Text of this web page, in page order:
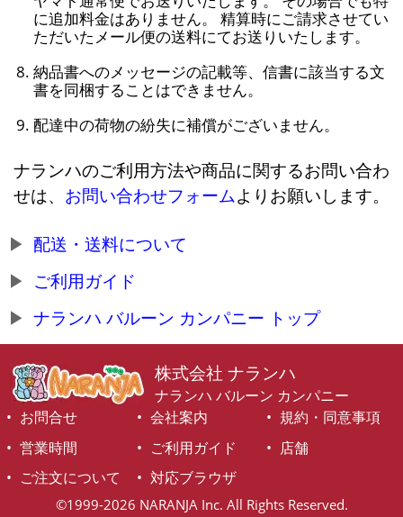
に追加料金はありません。 精算時にご請求させてい
ただいたメール便の送料にてお送りいたします。
納品書へのメッセージの記載等、信書に該当する文
書を同梱することはできません。
配達中の荷物の紛失に補償がございません。
ナランハのご利用方法や商品に関するお問い合わ
せは、 お問い合わせフォームよりお願いします。
配送・送料について
ご利用ガイド
ナランハ バルーン カンパニー トップ
株式会社 ナランハ
ナランハ バルーン カンパニー
お問合せ
会社案内
規約・同意事項
営業時間
ご利用ガイド
店舗
ご注文について
対応ブラウザ
©1999-2026 NARANJA Inc. All Rights Reserved.